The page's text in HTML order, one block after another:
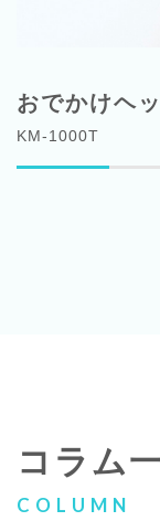
おでかけヘ
KM-1000T
コラム
COLUMN